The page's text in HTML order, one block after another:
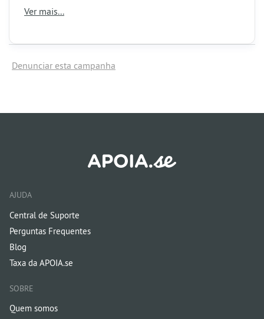
Ganha o direito de participar de um encontro mensal
as pessoas, profissões, setores e nossos lugares de
Ver mais...
Denunciar esta campanha
AJUDA
Central de Suporte
Perguntas Frequentes
Blog
Taxa da APOIA.se
SOBRE
Quem somos